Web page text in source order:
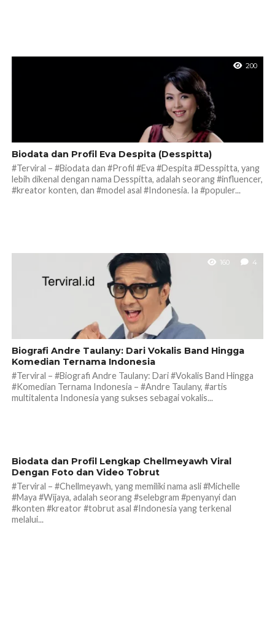
200
Biodata dan Profil Eva Despita (Desspitta)
#Terviral – #Biodata dan #Profil #Eva #Despita #Desspitta, yang
lebih dikenal dengan nama Desspitta, adalah seorang #influencer,
#kreator konten, dan #model asal #Indonesia. Ia #populer...
160 4
Biografi Andre Taulany: Dari Vokalis Band Hingga
Komedian Ternama Indonesia
#Terviral – #Biografi Andre Taulany: Dari #Vokalis Band Hingga
#Komedian Ternama Indonesia – #Andre Taulany, #artis
multitalenta Indonesia yang sukses sebagai vokalis...
Biodata dan Profil Lengkap Chellmeyawh Viral
Dengan Foto dan Video Tobrut
#Terviral – #Chellmeyawh, yang memiliki nama asli #Michelle
#Maya #Wijaya, adalah seorang #selebgram #penyanyi dan
#konten #kreator #tobrut asal #Indonesia yang terkenal
melalui...